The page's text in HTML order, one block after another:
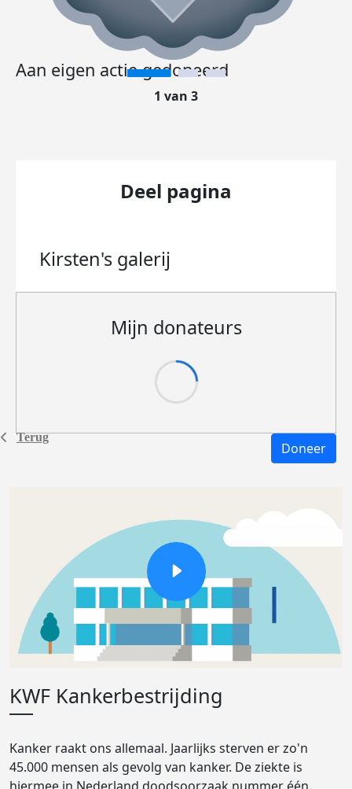
Terug
Aan eigen actie gedoneerd
1 van 3
Deel pagina
Kirsten's galerij
Mijn donateurs
Doneer
KWF Kankerbestrijding
Kanker raakt ons allemaal. Jaarlijks sterven er zo'n
45.000 mensen als gevolg van kanker. De ziekte is